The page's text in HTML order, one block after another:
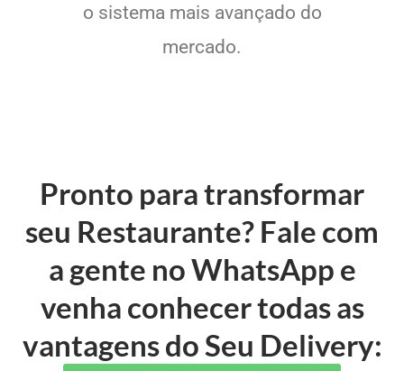
o sistema mais avançado do
mercado.
Pronto para transformar
seu Restaurante? Fale com
a gente no WhatsApp e
venha conhecer todas as
vantagens do Seu Delivery: